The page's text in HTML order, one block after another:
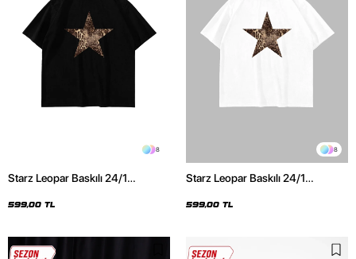
8
Starz Leopar Baskılı 24/1
599,00 TL
8
Starz Leopar Baskılı 24/1
599,00 TL